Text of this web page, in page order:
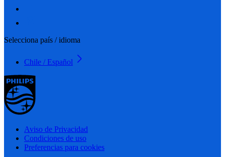
Selecciona país / idioma
Chile / Español
Aviso de Privacidad
Condiciones de uso
Preferencias para cookies